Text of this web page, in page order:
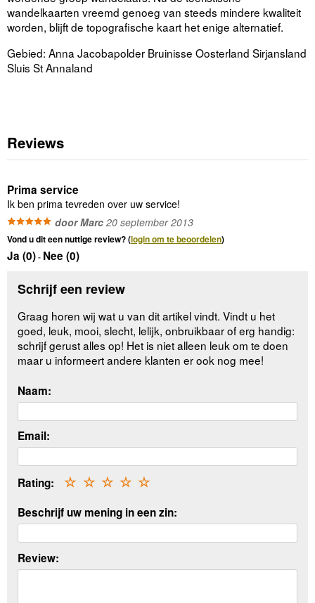
wandelkaarten vreemd genoeg van steeds mindere kwaliteit
worden, blijft de topografische kaart het enige alternatief.
Gebied: Anna Jacobapolder Bruinisse Oosterland Sirjansland
Sluis St Annaland
Reviews
Prima service
Ik ben prima tevreden over uw service!
door Marc 20 september 2013
Vond u dit een nuttige review? (login om te beoordelen)
Ja (0)- Nee (0)
Schrijf een review
Graag horen wij wat u van dit artikel vindt. Vindt u het
goed, leuk, mooi, slecht, lelijk, onbruikbaar of erg handig:
schrijf gerust alles op! Het is niet alleen leuk om te doen
maar u informeert andere klanten er ook nog mee!
Naam:
Email:
Rating: ☆
☆
☆
☆
☆
Beschrijf uw mening in een zin:
Review: